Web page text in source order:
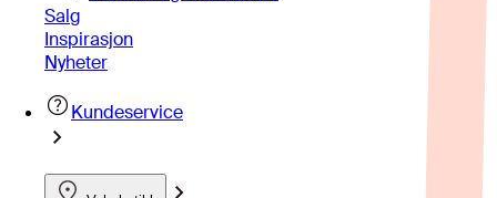
Salg
Inspirasjon
Nyheter
Kundeservice